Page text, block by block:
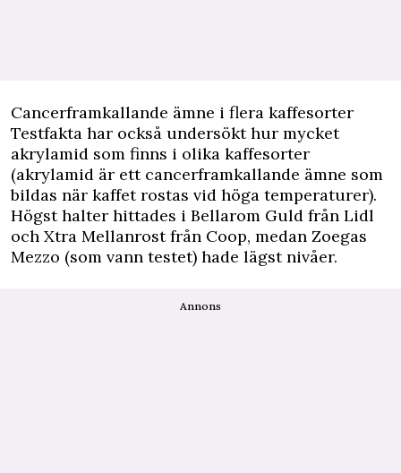
Cancerframkallande ämne i flera kaffesorter
Testfakta har också undersökt hur mycket
akrylamid som finns i olika kaffesorter
(akrylamid är ett cancerframkallande ämne som
bildas när kaffet rostas vid höga temperaturer).
Högst halter hittades i Bellarom Guld från Lidl
och Xtra Mellanrost från Coop, medan Zoegas
Mezzo (som vann testet) hade lägst nivåer.
Annons